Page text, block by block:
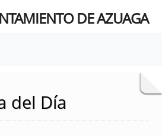
DE AZUAGA
del Día